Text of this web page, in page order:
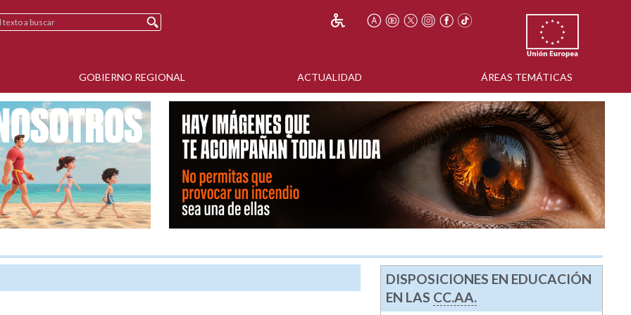
GOBIERNO REGIONAL ACTUALIDAD ÁREAS TEMÁTICAS
DISPOSICIONES EN EDUCACIÓN
EN LAS CC.AA.